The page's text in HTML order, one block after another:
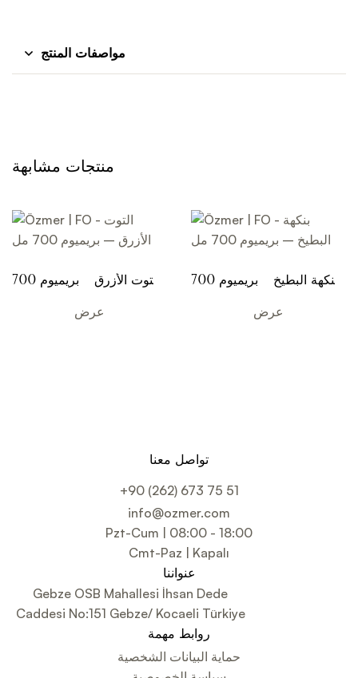
مواصفات المنتج
منتجات مشابهة
التوت الأزرق – بريميوم 700
عرض
بنكهة البطيخ – بريميوم 700
عرض
تواصل معنا
+90 (262) 673 75 51
info@ozmer.com
Pzt-Cum | 08:00 - 18:00
Cmt-Paz | Kapalı
عنواننا
Gebze OSB Mahallesi İhsan Dede
Caddesi No:151 Gebze/ Kocaeli Türkiye
روابط مهمة
حماية البيانات الشخصية